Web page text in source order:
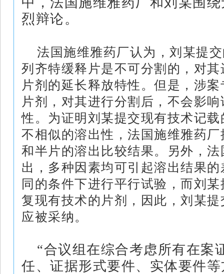
烈辩论。
法国施维雅药厂认为，刘某提
列齐特缓释片是不可分割的，对
片剂的延长释放特性。但是，涉
片剂，对其进行分割后，不会影
性。为证明刘某提交现有技术记
不相似的溶出性，法国施维雅药
和半片的溶出比较结果。另外，
出，多种因素均可引起溶出结果
同的条件下进行平行试验 ，而刘
复现有技术的片剂，因此，刘某
应被采纳。
“合议组在综合考虑所有在案
任、证据形式要件、实体要件